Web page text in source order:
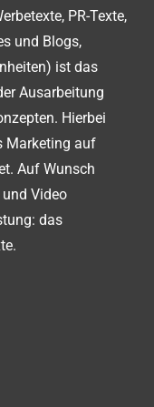
PR-Texte,
und Blogs,
ist das
Ausarbeitung
Hierbei
Marketing auf
Auf Wunsch
Video
das